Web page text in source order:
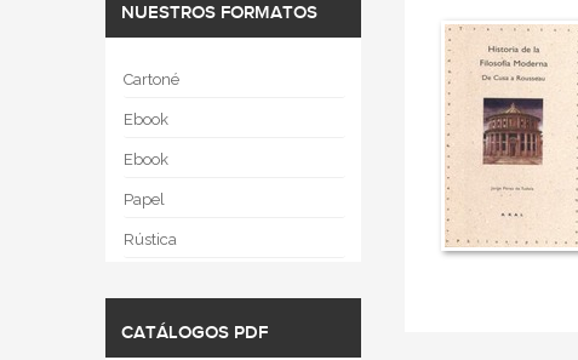
NUESTROS FORMATOS
Cartoné
Ebook
Ebook
Papel
Rústica
CATÁLOGOS PDF